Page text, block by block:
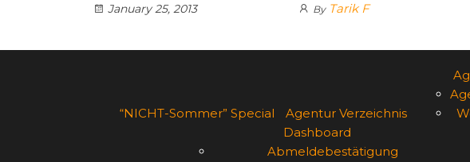
January 25, 2013
By Tarik F
“NICHT-Sommer” Special Agentur Verzeichnis
Dashboard
Abmeldebestätigung